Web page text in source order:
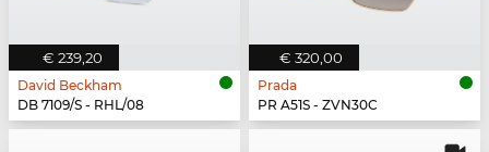
€ 239,20
David Beckham
DB 7109/S - RHL/08
€ 320,00
Prada
PR A51S - ZVN30C